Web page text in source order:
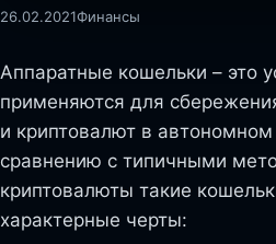
26.02.2021Финансы
Аппаратные кошельки – это
применяются для
и криптовалют в
сравнению с типичными
криптовалюты такие
характерные черты: